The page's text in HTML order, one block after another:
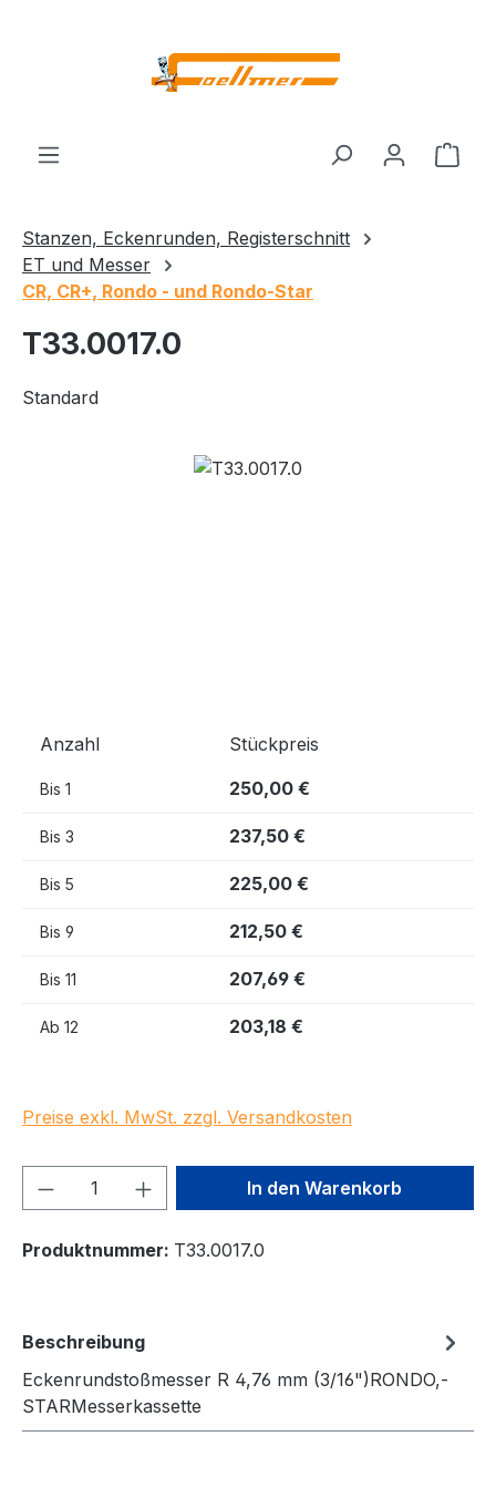
Stanzen, Eckenrunden, Registerschnitt
ET und Messer
CR, CR+, Rondo - und Rondo-Star
T33.0017.0
Standard
Bildergalerie überspringen
Anzahl Stückpreis
Bis 1 250,00 €
Bis 3 237,50 €
Bis 5 225,00 €
Bis 9 212,50 €
Bis 11 207,69 €
Ab 12 203,18 €
Preise exkl. MwSt. zzgl. Versandkosten
Produkt Anzahl: Gib denIn den Warenkorb
Produktnummer: T33.0017.0
Beschreibung
Eckenrundstoßmesser R 4,76 mm (3/16")RONDO,-
STARMesserkassette